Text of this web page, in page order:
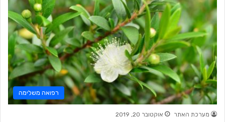
רפואה משלימה
מערכת האתר אוקטובר 20, 2019